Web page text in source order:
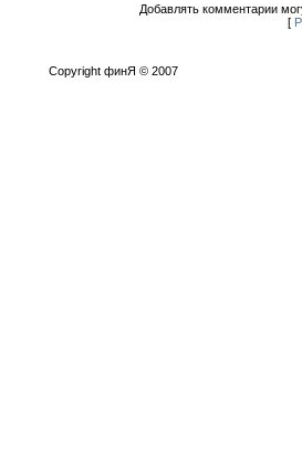
Добавлять комментарии
[
Copyright финЯ © 2007